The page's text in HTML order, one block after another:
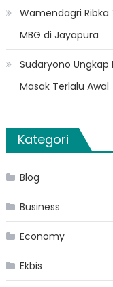
Wamendagri
MBG di Jayapura
Sudaryono Ungkap
Masak Terlalu Awal
Kategori
Blog
Business
Economy
Ekbis